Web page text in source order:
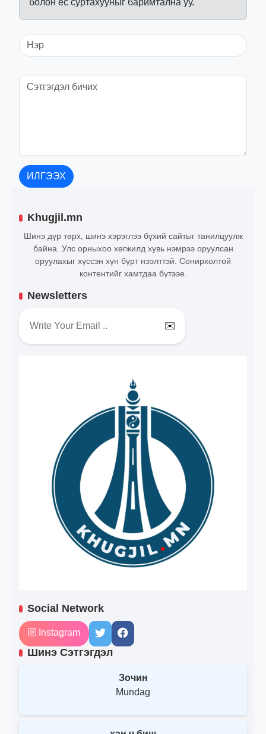
болон ёс суртахууныг баримтална уу.
ИЛГЭЭХ
Khugjil.mn
Шинэ дүр төрх, шинэ хэрэглээ бүхий сайтыг танилцуулж
байна. Улс орныхоо хөгжилд хувь нэмрээ оруулсан
оруулахыг хүссэн хүн бүрт нээлттэй. Сонирхолтой
контентийг хамтдаа бүтээе.
Newsletters
✉️
Social Network
Instagram
Шинэ Сэтгэгдэл
Зочин
Mundag